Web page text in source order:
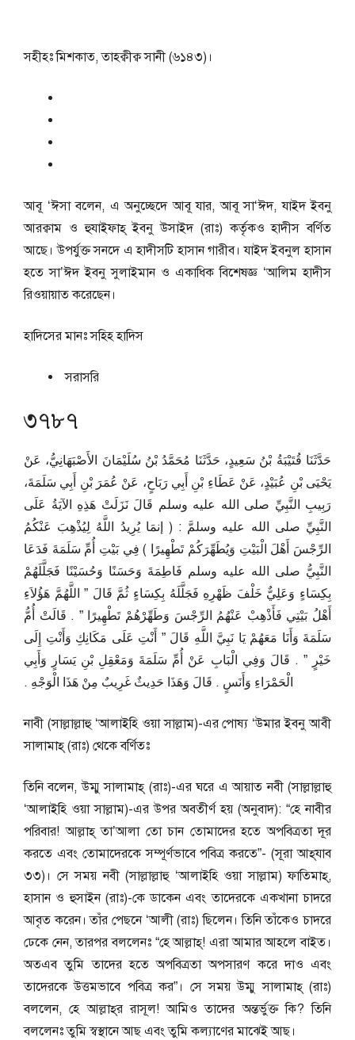
সহীহঃ মিশকাত, তাহক্বীক্ব সানী (৬১৪৩)।
আবূ ‘ঈসা বলেন, এ অনুচ্ছেদে আবূ যার, আবূ সা‘ঈদ, যাইদ ইবনু
আরক্বাম ও হুযাইফাহ্‌ ইবনু উসাইদ (রাঃ) কর্তৃকও হাদীস বর্ণিত
আছে। উপর্যুক্ত সনদে এ হাদীসটি হাসান গারীব। যাইদ ইবনুল হাসান
হতে সা’ঈদ ইবনু সুলাইমান ও একাধিক বিশেষজ্ঞ ‘আলিম হাদীস
রিওয়ায়াত করেছেন।
হাদিসের মানঃসহিহ হাদিস
সরাসরি
৩৭৮৭
حَدَّثَنَا قُتَيْبَةُ بْنُ سَعِيدٍ، حَدَّثَنَا مُحَمَّدُ بْنُ سُلَيْمَانَ الأَصْبَهَانِيُّ، عَنْ
يَحْيَى بْنِ عُبَيْدٍ، عَنْ عَطَاءِ بْنِ أَبِي رَبَاحٍ، عَنْ عُمَرَ بْنِ أَبِي سَلَمَةَ،
رَبِيبِ النَّبِيِّ صلى الله عليه وسلم قَالَ نَزَلَتْ هَذِهِ الآيَةُ عَلَى
النَّبِيِّ صلى الله عليه وسلمَّ ‏:‏ ‏(‏ إنمَا يُرِيدُ اللَّهُ لِيُذْهِبَ عَنْكُمُ
الرِّجْسَ أَهْلَ الْبَيْتِ وَيُطَهِّرَكُمْ تَطْهِيرًا ‏)‏ فِي بَيْتِ أُمِّ سَلَمَةَ فَدَعَا
النَّبِيُّ صلى الله عليه وسلم فَاطِمَةَ وَحَسَنًا وَحُسَيْنًا فَجَلَّلَهُمْ
بِكِسَاءٍ وَعَلِيٌّ خَلْفَ ظَهْرِهِ فَجَلَّلَهُ بِكِسَاءٍ ثُمَّ قَالَ ‏”‏ اللَّهُمَّ هَؤُلاَءِ
أَهْلُ بَيْتِي فَأَذْهِبْ عَنْهُمُ الرِّجْسَ وَطَهِّرْهُمْ تَطْهِيرًا ‏”‏ ‏.‏ قَالَتْ أُمُّ
سَلَمَةَ وَأَنَا مَعَهُمْ يَا نَبِيَّ اللَّهِ قَالَ ‏”‏ أَنْتِ عَلَى مَكَانِكِ وَأَنْتِ إِلَى
خَيْرٍ ‏”‏ ‏.‏ قَالَ وَفِي الْبَابِ عَنْ أُمِّ سَلَمَةَ وَمَعْقِلِ بْنِ يَسَارٍ وَأَبِي
الْحَمْرَاءِ وَأَنَسٍ ‏.‏ قَالَ وَهَذَا حَدِيثٌ غَرِيبٌ مِنْ هَذَا الْوَجْهِ ‏.‏
নাবী (সাল্লাল্লাহু ‘আলাইহি ওয়া সাল্লাম)-এর পোষ্য ‘উমার ইবনু আবী
সালামাহ্‌ (রাঃ) থেকে বর্ণিতঃ
তিনি বলেন, উম্মু সালামাহ্‌ (রাঃ)-এর ঘরে এ আয়াত নবী (সাল্লাল্লাহু
‘আলাইহি ওয়া সাল্লাম)-এর উপর অবতীর্ণ হয় (অনুবাদ): “হে নাবীর
পরিবার! আল্লাহ্‌ তা’আলা তো চান তোমাদের হতে অপবিত্রতা দূর
করতে এবং তোমাদেরকে সম্পূর্ণভাবে পবিত্র করতে”- (সূরা আহ্‌যাব
৩৩)। সে সময় নবী (সাল্লাল্লাহু ‘আলাইহি ওয়া সাল্লাম) ফাতিমাহ্‌,
হাসান ও হুসাইন (রাঃ)-কে ডাকেন এবং তাদেরকে একখানা চাদরে
আবৃত করেন। তাঁর পেছনে ‘আলী (রাঃ) ছিলেন। তিনি তাঁকেও চাদরে
ঢেকে নেন, তারপর বললেনঃ “হে আল্লাহ্‌! এরা আমার আহলে বাইত।
অতএব তুমি তাদের হতে অপবিত্রতা অপসারণ করে দাও এবং
তাদেরকে উত্তমভাবে পবিত্র কর”। সে সময় উম্মু সালামাহ্‌ (রাঃ)
বললেন, হে আল্লাহ্‌র রাসূল! আমিও তাদের অন্তর্ভুক্ত কি? তিনি
বললেনঃ তুমি স্বস্থানে আছ এবং তুমি কল্যাণের মাঝেই আছ।